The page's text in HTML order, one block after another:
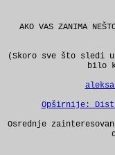
AKO VAS ZANIMA
(Skoro sve što sledi
bilo
Opširnije:
Osrednje